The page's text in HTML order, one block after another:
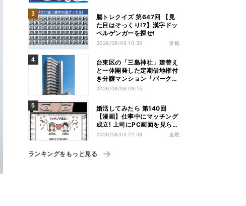
脳トレクイズ 第647回 【見
た目はそっくり!?】漢字ドッ
ペルゲンガーを探せ!
2026/08/06 10:30 連載
台東区の「三島神社」建替え
と一体開発した定期借地権付
き分譲マンション「パークホ
ームズ入谷」竣工
2026/08/06 08:15
婚活してみたら 第140回
【漫画】仕事中にマッチング
成立! 上司にPC画面を見られ
た結果…
2026/08/05 21:38 連載
ランキングをもっと見る